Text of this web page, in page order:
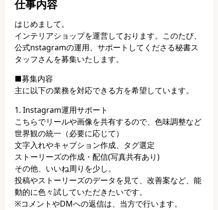
仕事内容
はじめまして。
インテリアショップを運営しております。このたび、
公式nstagramの運用、サポートしてくださる秘書ス
タッフさんを募集いたします。
■募集内容
主に以下の業務を対応できる方を希望しています。
1. Instagram運用サポート
こちらでリールや画像を共有するので、色味調整など
世界観の統一（必要に応じて）
文字入れやキャプション作成、タグ選定
ストーリーズの作成・配信(写真共有あり)
その他、いいね周りを少し。
投稿やストーリーズのデータを見て、改善案など、能
動的に色々試していただきたいです。
※コメントやDMへの返信は、当方で行います。